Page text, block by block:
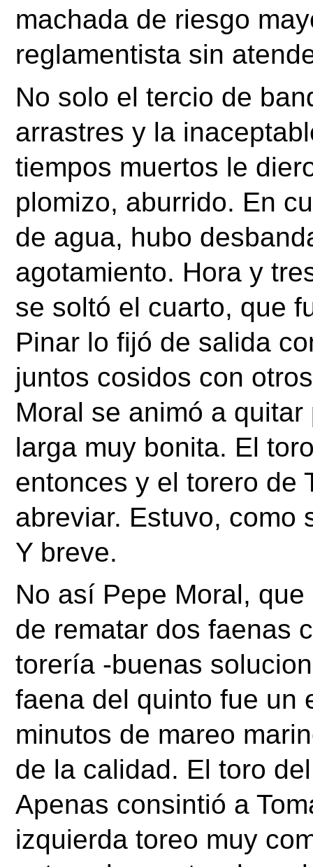
machada de riesgo
reglamentista sin
No solo el tercio de
arrastres y la
tiempos muertos le
plomizo, aburrido. En
de agua, hubo
agotamiento. Hora y
se soltó el cuarto, que
Pinar lo fijó de salida
juntos cosidos con
Moral se animó a
larga muy bonita. El
entonces y el torero de
abreviar. Estuvo, como
Y breve.
No así Pepe Moral,
de rematar dos faenas
torería -buenas
faena del quinto fue un
minutos de mareo
de la calidad. El toro
Apenas consintió a
izquierda toreo muy